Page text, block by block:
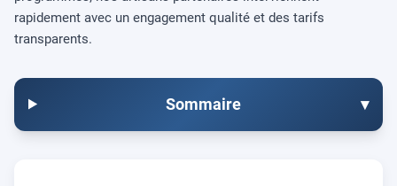
rapidement avec un engagement qualité et des tarifs
transparents.
Sommaire ▾